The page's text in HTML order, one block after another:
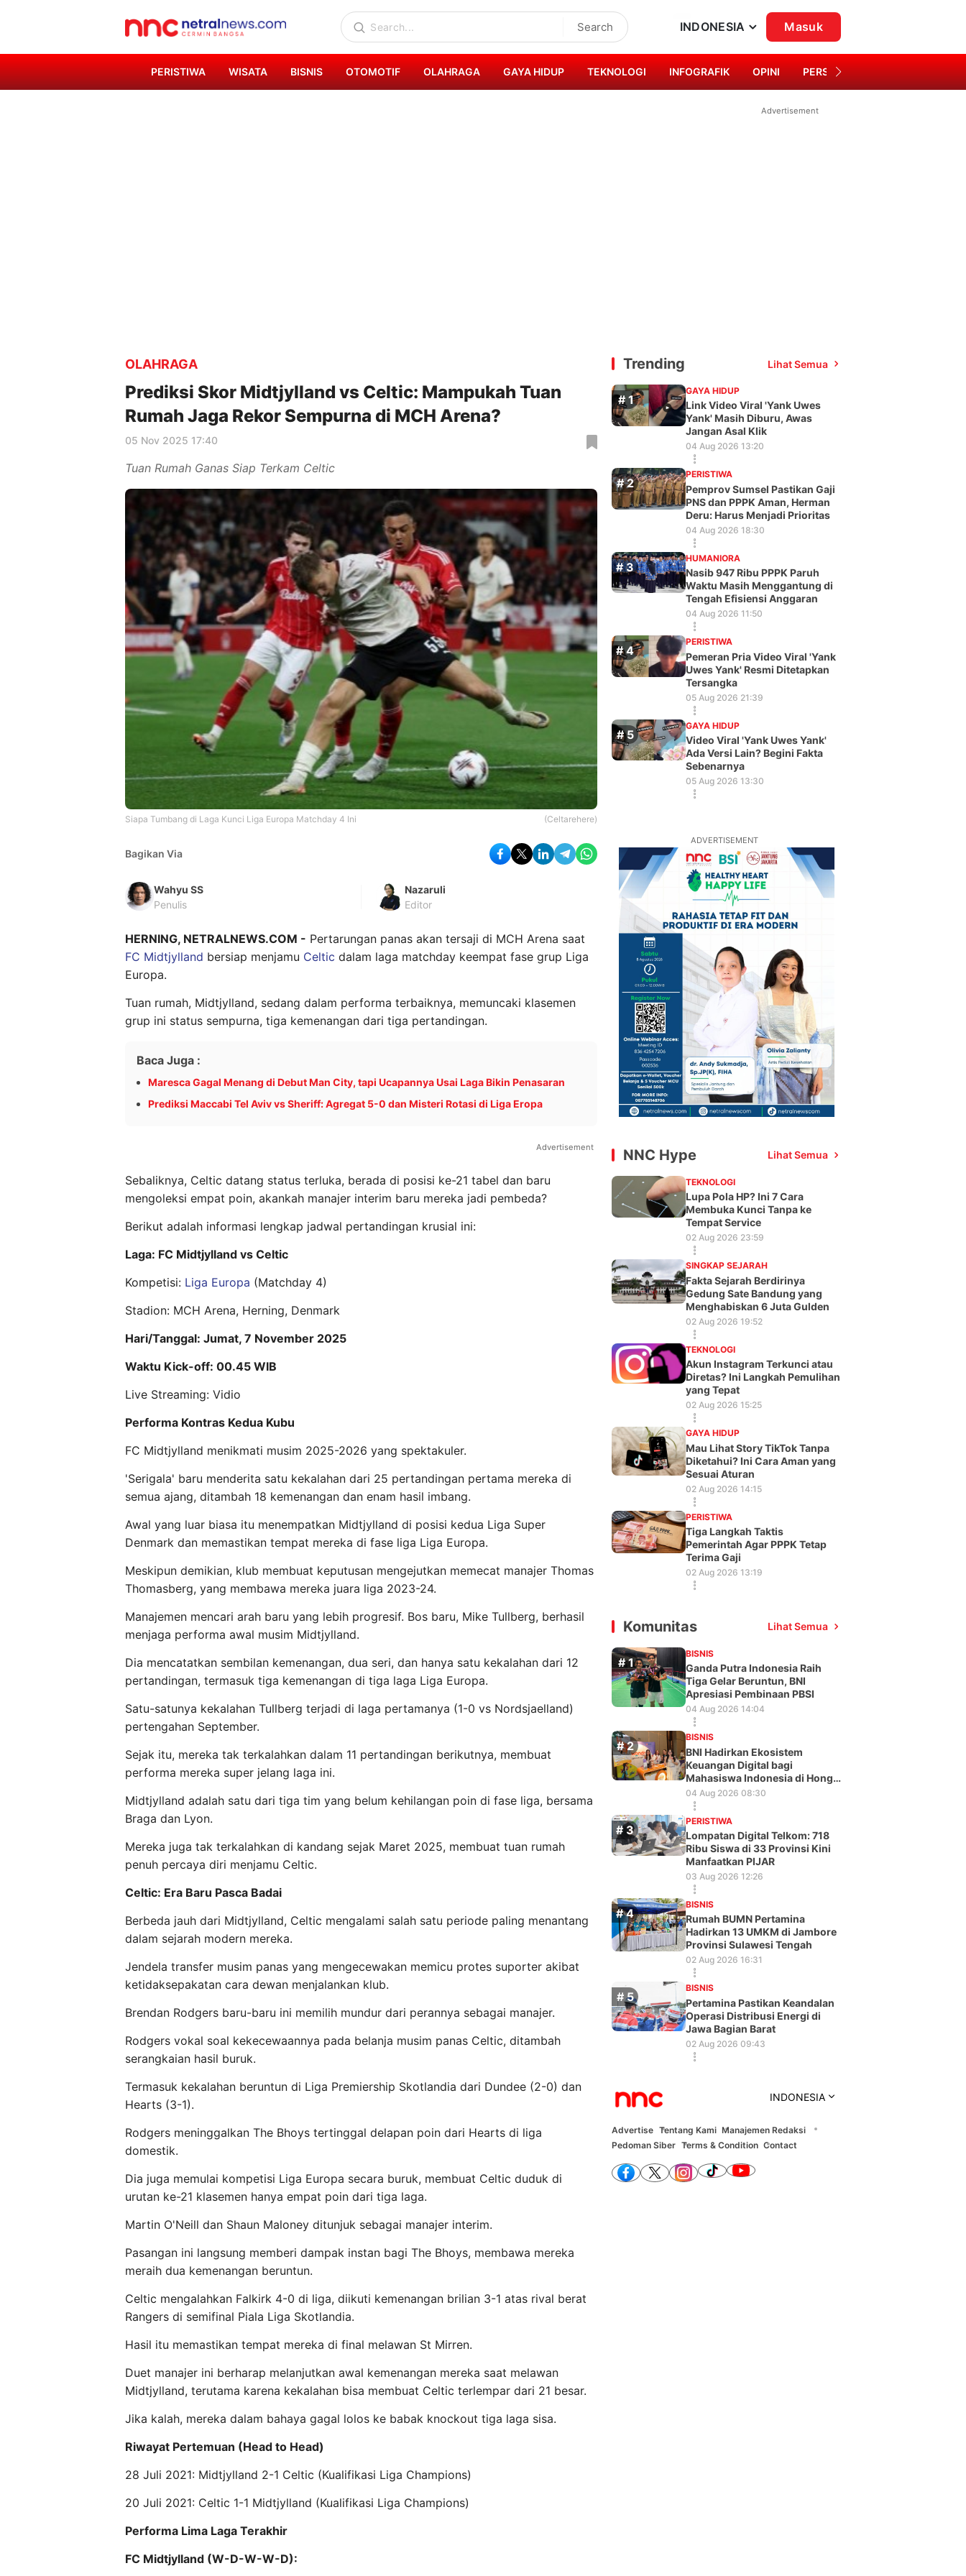
Search INDONESIA Masuk
PERISTIWA WISATA BISNIS OTOMOTIF OLAHRAGA GAYA HIDUP TEKNOLOGI INFOGRAFIK OPINI PERSONA
Advertisement
OLAHRAGA
Prediksi Skor Midtjylland vs Celtic: Mampukah Tuan
Rumah Jaga Rekor Sempurna di MCH Arena?
05 Nov 2025 17:40
Tuan Rumah Ganas Siap Terkam Celtic
Siapa Tumbang di Laga Kunci Liga Europa Matchday 4 Ini (Celtarehere)
Bagikan Via
Wahyu SS
Penulis
Nazaruli
Editor
HERNING, NETRALNEWS.COM - Pertarungan panas akan tersaji di MCH Arena saat
FC Midtjylland bersiap menjamu Celtic dalam laga matchday keempat fase grup Liga
Europa.
Tuan rumah, Midtjylland, sedang dalam performa terbaiknya, memuncaki klasemen
grup ini status sempurna, tiga kemenangan dari tiga pertandingan.
Baca Juga :
Maresca Gagal Menang di Debut Man City, tapi Ucapannya Usai Laga Bikin Penasaran
Prediksi Maccabi Tel Aviv vs Sheriff: Agregat 5-0 dan Misteri Rotasi di Liga Eropa
Advertisement
Sebaliknya, Celtic datang status terluka, berada di posisi ke-21 tabel dan baru
mengoleksi empat poin, akankah manajer interim baru mereka jadi pembeda?
Berikut adalah informasi lengkap jadwal pertandingan krusial ini:
Laga: FC Midtjylland vs Celtic
Kompetisi: Liga Europa (Matchday 4)
Stadion: MCH Arena, Herning, Denmark
Hari/Tanggal: Jumat, 7 November 2025
Waktu Kick-off: 00.45 WIB
Live Streaming: Vidio
Performa Kontras Kedua Kubu
FC Midtjylland menikmati musim 2025-2026 yang spektakuler.
'Serigala' baru menderita satu kekalahan dari 25 pertandingan pertama mereka di
semua ajang, ditambah 18 kemenangan dan enam hasil imbang.
Awal yang luar biasa itu menempatkan Midtjylland di posisi kedua Liga Super
Denmark dan memastikan tempat mereka di fase liga Liga Europa.
Meskipun demikian, klub membuat keputusan mengejutkan memecat manajer Thomas
Thomasberg, yang membawa mereka juara liga 2023-24.
Manajemen mencari arah baru yang lebih progresif. Bos baru, Mike Tullberg, berhasil
menjaga performa awal musim Midtjylland.
Dia mencatatkan sembilan kemenangan, dua seri, dan hanya satu kekalahan dari 12
pertandingan, termasuk tiga kemenangan di tiga laga Liga Europa.
Satu-satunya kekalahan Tullberg terjadi di laga pertamanya (1-0 vs Nordsjaelland)
pertengahan September.
Sejak itu, mereka tak terkalahkan dalam 11 pertandingan berikutnya, membuat
performa mereka super jelang laga ini.
Midtjylland adalah satu dari tiga tim yang belum kehilangan poin di fase liga, bersama
Braga dan Lyon.
Mereka juga tak terkalahkan di kandang sejak Maret 2025, membuat tuan rumah
penuh percaya diri menjamu Celtic.
Celtic: Era Baru Pasca Badai
Berbeda jauh dari Midtjylland, Celtic mengalami salah satu periode paling menantang
dalam sejarah modern mereka.
Jendela transfer musim panas yang mengecewakan memicu protes suporter akibat
ketidaksepakatan cara dewan menjalankan klub.
Brendan Rodgers baru-baru ini memilih mundur dari perannya sebagai manajer.
Rodgers vokal soal kekecewaannya pada belanja musim panas Celtic, ditambah
serangkaian hasil buruk.
Termasuk kekalahan beruntun di Liga Premiership Skotlandia dari Dundee (2-0) dan
Hearts (3-1).
Rodgers meninggalkan The Bhoys tertinggal delapan poin dari Hearts di liga
domestik.
Dia juga memulai kompetisi Liga Europa secara buruk, membuat Celtic duduk di
urutan ke-21 klasemen hanya empat poin dari tiga laga.
Martin O'Neill dan Shaun Maloney ditunjuk sebagai manajer interim.
Pasangan ini langsung memberi dampak instan bagi The Bhoys, membawa mereka
meraih dua kemenangan beruntun.
Celtic mengalahkan Falkirk 4-0 di liga, diikuti kemenangan brilian 3-1 atas rival berat
Rangers di semifinal Piala Liga Skotlandia.
Hasil itu memastikan tempat mereka di final melawan St Mirren.
Duet manajer ini berharap melanjutkan awal kemenangan mereka saat melawan
Midtjylland, terutama karena kekalahan bisa membuat Celtic terlempar dari 21 besar.
Jika kalah, mereka dalam bahaya gagal lolos ke babak knockout tiga laga sisa.
Riwayat Pertemuan (Head to Head)
28 Juli 2021: Midtjylland 2-1 Celtic (Kualifikasi Liga Champions)
20 Juli 2021: Celtic 1-1 Midtjylland (Kualifikasi Liga Champions)
Performa Lima Laga Terakhir
FC Midtjylland (W-D-W-W-D):
Trending Lihat Semua
GAYA HIDUP
Link Video Viral 'Yank Uwes
Yank' Masih Diburu, Awas
Jangan Asal Klik
04 Aug 2026 13:20
PERISTIWA
Pemprov Sumsel Pastikan Gaji
PNS dan PPPK Aman, Herman
Deru: Harus Menjadi Prioritas
04 Aug 2026 18:30
HUMANIORA
Nasib 947 Ribu PPPK Paruh
Waktu Masih Menggantung di
Tengah Efisiensi Anggaran
04 Aug 2026 11:50
PERISTIWA
Pemeran Pria Video Viral 'Yank
Uwes Yank' Resmi Ditetapkan
Tersangka
05 Aug 2026 21:39
GAYA HIDUP
Video Viral 'Yank Uwes Yank'
Ada Versi Lain? Begini Fakta
Sebenarnya
05 Aug 2026 13:30
ADVERTISEMENT
NNC Hype Lihat Semua
TEKNOLOGI
Lupa Pola HP? Ini 7 Cara
Membuka Kunci Tanpa ke
Tempat Service
02 Aug 2026 23:59
SINGKAP SEJARAH
Fakta Sejarah Berdirinya
Gedung Sate Bandung yang
Menghabiskan 6 Juta Gulden
02 Aug 2026 19:52
TEKNOLOGI
Akun Instagram Terkunci atau
Diretas? Ini Langkah Pemulihan
yang Tepat
02 Aug 2026 15:25
GAYA HIDUP
Mau Lihat Story TikTok Tanpa
Diketahui? Ini Cara Aman yang
Sesuai Aturan
02 Aug 2026 14:15
PERISTIWA
Tiga Langkah Taktis
Pemerintah Agar PPPK Tetap
Terima Gaji
02 Aug 2026 13:19
Komunitas Lihat Semua
BISNIS
Ganda Putra Indonesia Raih
Tiga Gelar Beruntun, BNI
Apresiasi Pembinaan PBSI
04 Aug 2026 14:04
BISNIS
BNI Hadirkan Ekosistem
Keuangan Digital bagi
Mahasiswa Indonesia di Hong
Kong
04 Aug 2026 08:30
PERISTIWA
Lompatan Digital Telkom: 718
Ribu Siswa di 33 Provinsi Kini
Manfaatkan PIJAR
03 Aug 2026 12:26
BISNIS
Rumah BUMN Pertamina
Hadirkan 13 UMKM di Jambore
Provinsi Sulawesi Tengah
02 Aug 2026 16:31
BISNIS
Pertamina Pastikan Keandalan
Operasi Distribusi Energi di
Jawa Bagian Barat
02 Aug 2026 09:43
INDONESIA
Advertise Tentang Kami Manajemen Redaksi
Pedoman Siber Terms & Condition Contact